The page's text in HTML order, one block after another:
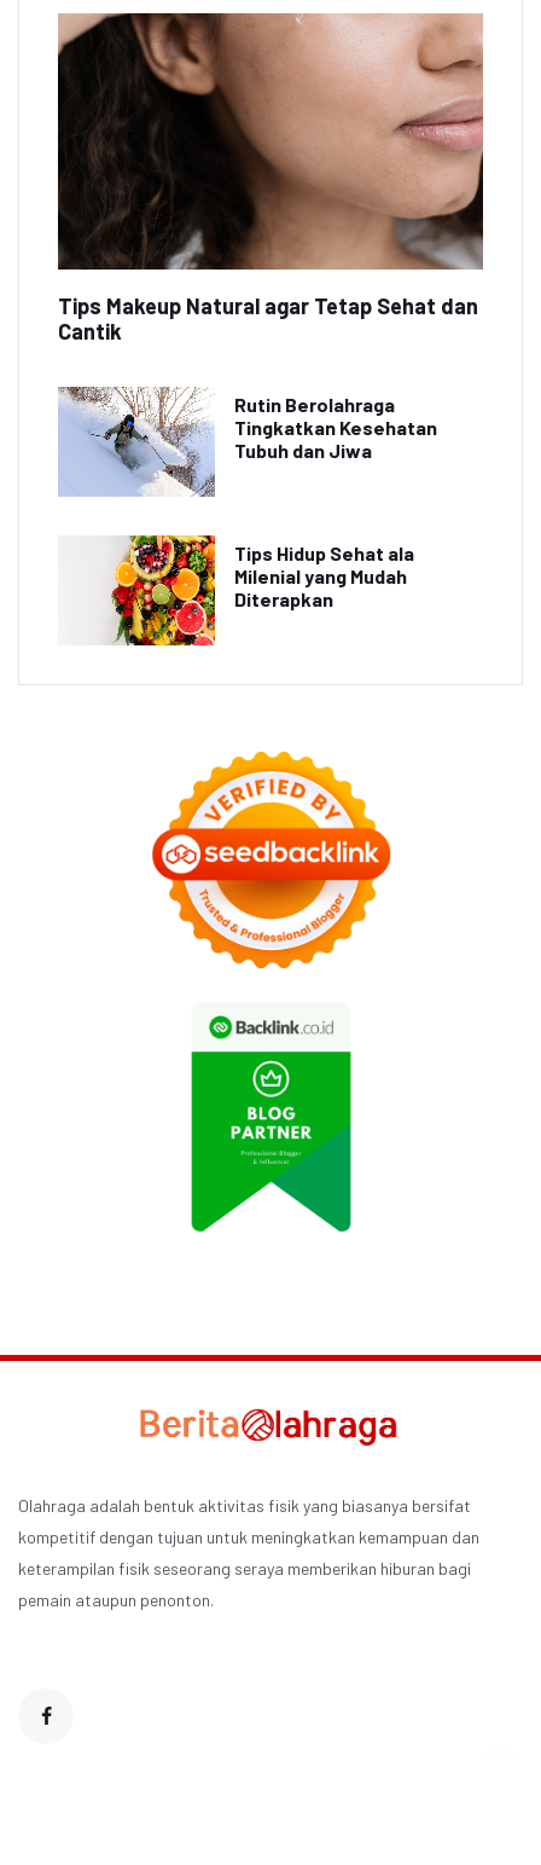
Tips Makeup Natural agar Tetap Sehat dan
Cantik
Rutin Berolahraga
Tingkatkan Kesehatan
Tubuh dan Jiwa
Tips Hidup Sehat ala
Milenial yang Mudah
Diterapkan
Olahraga adalah bentuk aktivitas fisik yang biasanya bersifat
kompetitif dengan tujuan untuk meningkatkan kemampuan dan
keterampilan fisik seseorang seraya memberikan hiburan bagi
pemain ataupun penonton.